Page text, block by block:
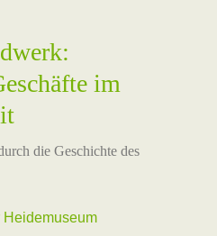
im
die Geschichte des
Heidemuseum